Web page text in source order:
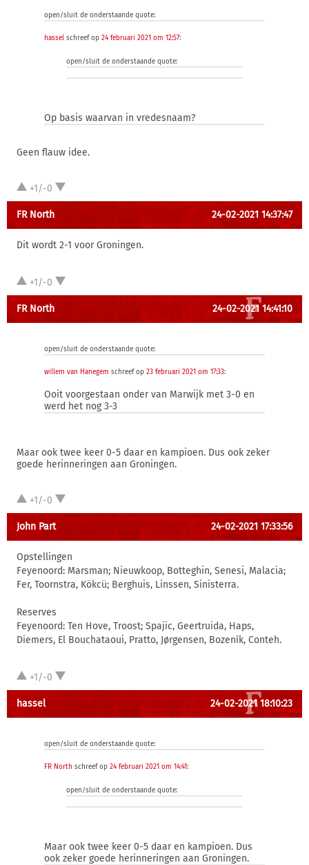
open/sluit de onderstaande quote:
hassel schreef op 24 februari 2021 om 12:57:
open/sluit de onderstaande quote:
Op basis waarvan in vredesnaam?
Geen flauw idee.
+1/-0
FR North 24-02-2021 14:37:47
Dit wordt 2-1 voor Groningen.
+1/-0
FR North 24-02-2021 14:41:10
open/sluit de onderstaande quote:
willem van Hanegem schreef op 23 februari 2021 om 17:33:
Ooit voorgestaan onder van Marwijk met 3-0 en
werd het nog 3-3
Maar ook twee keer 0-5 daar en kampioen. Dus ook zeker
goede herinneringen aan Groningen.
+1/-0
John Part 24-02-2021 17:33:56
Opstellingen
Feyenoord: Marsman; Nieuwkoop, Botteghin, Senesi, Malacia;
Fer, Toornstra, Kökcü; Berghuis, Linssen, Sinisterra.
Reserves
Feyenoord: Ten Hove, Troost; Spajic, Geertruida, Haps,
Diemers, El Bouchataoui, Pratto, Jørgensen, Bozeník, Conteh.
+1/-0
hassel 24-02-2021 18:10:23
open/sluit de onderstaande quote:
FR North schreef op 24 februari 2021 om 14:41:
open/sluit de onderstaande quote:
Maar ook twee keer 0-5 daar en kampioen. Dus
ook zeker goede herinneringen aan Groningen.